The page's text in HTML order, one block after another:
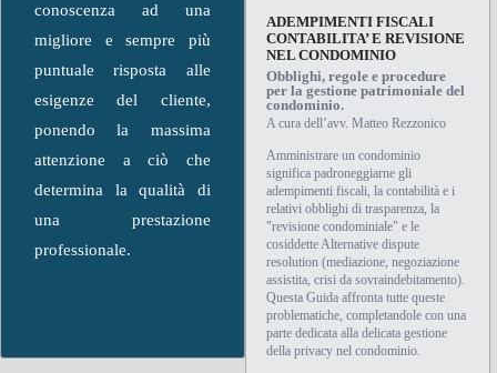
conoscenza ad una
migliore e sempre più
puntuale risposta alle
esigenze del cliente,
ponendo la massima
attenzione a ciò che
determina la qualità di
una prestazione
professionale.
ADEMPIMENTI FISCALI
CONTABILITA’ E REVISIONE
NEL CONDOMINIO
Obblighi, regole e procedure
per la gestione patrimoniale del
condominio.
A cura dell’avv. Matteo Rezzonico
Amministrare un condominio
significa padroneggiarne gli
adempimenti fiscali, la contabilità e i
relativi obblighi di trasparenza, la
"revisione condominiale" e le
cosiddette Alternative dispute
resolution (mediazione, negoziazione
assistita, crisi da sovraindebitamento).
Questa Guida affronta tutte queste
problematiche, completandole con una
parte dedicata alla delicata gestione
della privacy nel condominio.